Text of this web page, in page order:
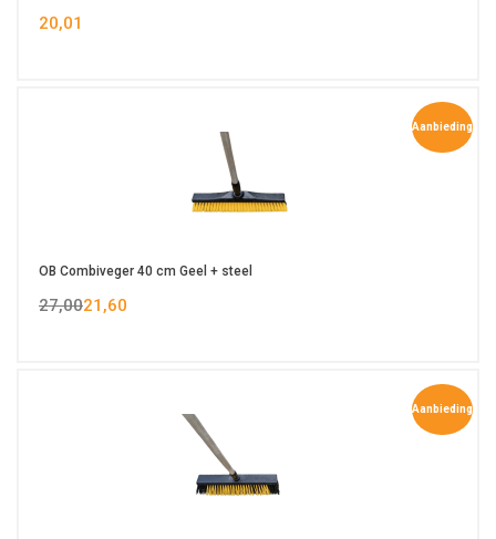
20,01
Aanbieding
OB Combiveger 40 cm Geel + steel
27,0021,60
Aanbieding